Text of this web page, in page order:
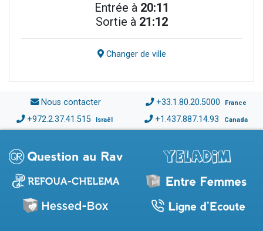
Entrée à 20:11
Sortie à 21:12
Changer de ville
Nous contacter +33.1.80.20.5000 France
+972.2.37.41.515 Israël +1.437.887.14.93 Canada